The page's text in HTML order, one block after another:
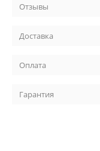
Отзывы
Доставка
Оплата
Гарантия